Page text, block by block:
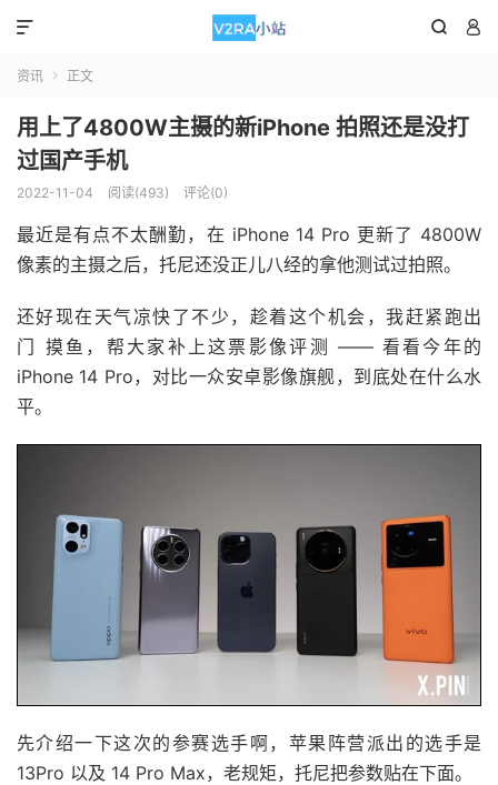
 

资讯  正文
用上了4800W主摄的新iPhone 拍照还是没打
过国产手机
2022-11-04 阅读(493) 评论(0)
最近是有点不太酬勤，在 iPhone 14 Pro 更新了 4800W
像素的主摄之后，托尼还没正儿八经的拿他测试过拍照。
还好现在天气凉快了不少，趁着这个机会，我赶紧跑出
门 摸鱼，帮大家补上这票影像评测 —— 看看今年的
iPhone 14 Pro，对比一众安卓影像旗舰，到底处在什么水
平。
先介绍一下这次的参赛选手啊，苹果阵营派出的选手是
13Pro 以及 14 Pro Max，老规矩，托尼把参数贴在下面。